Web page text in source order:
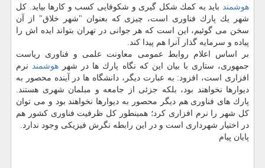
هوشمند باید به كمك شكل گیری و شكوفایی كسب و كارها بیاید. كل
شهر یك پارك فناوری است، چیزی كه بعنوان "شهر خلاق" از آن
سخن می گوئیم، این است كه هر جوانی در تهران بتواند ایده اش را
پیاده و سرمایه گذار آنرا هم پیدا كند.
بر اساس اعلام روابط عمومی معاونت علمی و فناوری ریاست
جمهوری، ستاری با بیان این كه نگاه پارك ها در شهر هوشمند نرم
افزاری است، افزود: به عبارت دیگر، دانشگاه ها در آینده محصور به
دیوارها نخواهند بود، بلكه جزئی از جامعه و مبلمان شهری هستند.
پارك های فناوری هم دیگر محصور به دیوارها نخواهند بود و می توان
كل شهر را نرم افزاری كرد؛ همینطور كل ظرفیت فناوری كشور هم
در اختیار شهرداری است و در این رابطه نگرش فیزیكی وجود ندارد.
پایان پیام